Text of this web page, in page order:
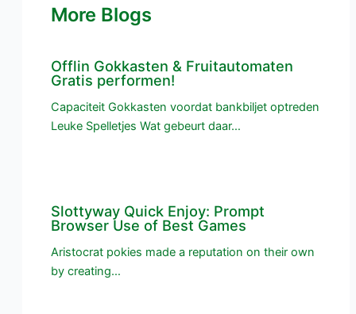
More Blogs
Offlin Gokkasten & Fruitautomaten
Gratis performen!
Capaciteit Gokkasten voordat bankbiljet optreden
Leuke Spelletjes Wat gebeurt daar…
Slottyway Quick Enjoy: Prompt
Browser Use of Best Games
Aristocrat pokies made a reputation on their own
by creating…